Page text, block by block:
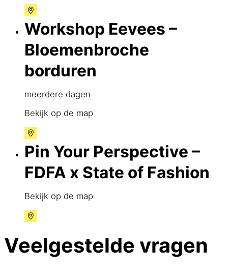
Workshop Eevees –
Bloemenbroche
borduren
meerdere dagen
Bekijk op de map
Pin Your Perspective –
FDFA x State of Fashion
Bekijk op de map
Veelgestelde vragen